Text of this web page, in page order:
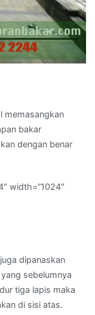
memasangkan
bakar
dengan benar
width=”1024″
dipanaskan
sebelumnya
tiga lapis maka
di sisi atas.